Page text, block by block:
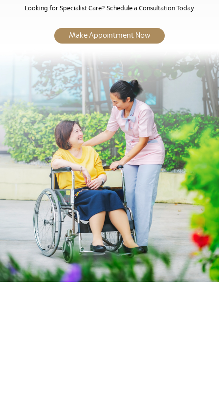
Looking for Specialist Care? Schedule a Consultation Today.
Make Appointment Now